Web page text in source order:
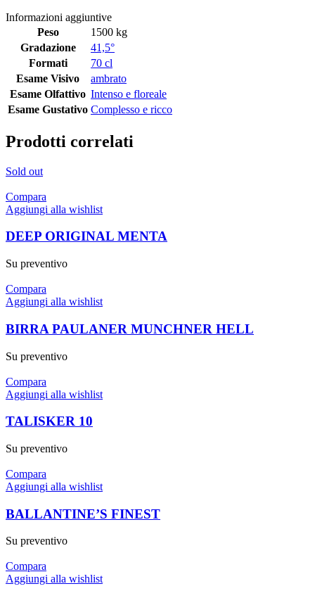
Informazioni aggiuntive
Peso
1500 kg
Gradazione
41,5°
Formati
70 cl
Esame Visivo
ambrato
Esame Olfattivo Intenso e floreale
Esame Gustativo Complesso e ricco
Prodotti correlati
Sold out
Compara
Aggiungi alla wishlist
DEEP ORIGINAL MENTA
Su preventivo
Compara
Aggiungi alla wishlist
BIRRA PAULANER MUNCHNER HELL
Su preventivo
Compara
Aggiungi alla wishlist
TALISKER 10
Su preventivo
Compara
Aggiungi alla wishlist
BALLANTINE’S FINEST
Su preventivo
Compara
Aggiungi alla wishlist